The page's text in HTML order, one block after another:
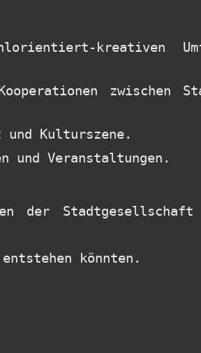
zwischen
Kulturszene.
und Veranstaltungen.
der
könnten.